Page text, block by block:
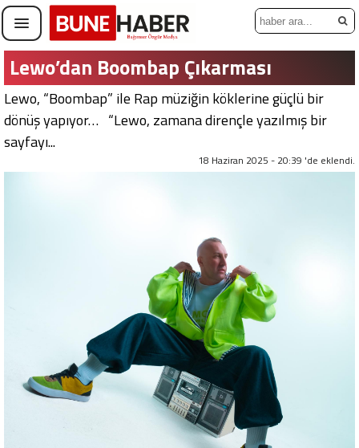
Lewo’dan Boombap Çıkarması
Lewo, “Boombap” ile Rap müziğin köklerine güçlü bir
dönüş yapıyor… “Lewo, zamana dirençle yazılmış bir
sayfayı...
18 Haziran 2025 - 20:39 'de eklendi.